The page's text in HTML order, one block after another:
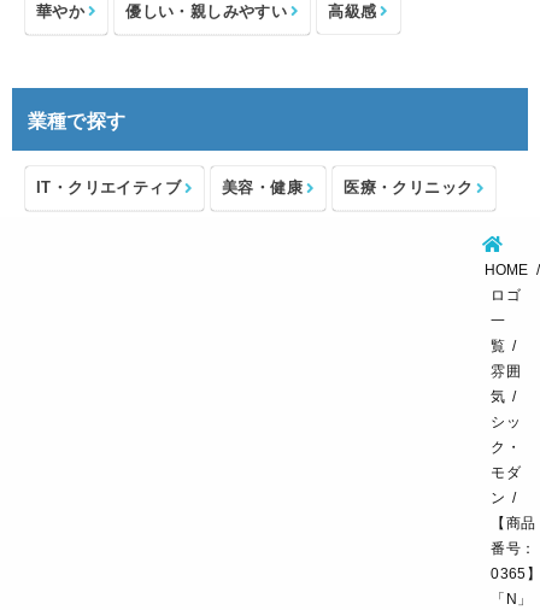
華やか 優しい・親しみやすい 高級感
業種で探す
IT・クリエイティブ 美容・健康 医療・クリニック
HOME
ロゴ
一
覧
雰囲
気
シッ
ク・
モダ
ン
【商品
番号：
0365】
「N」